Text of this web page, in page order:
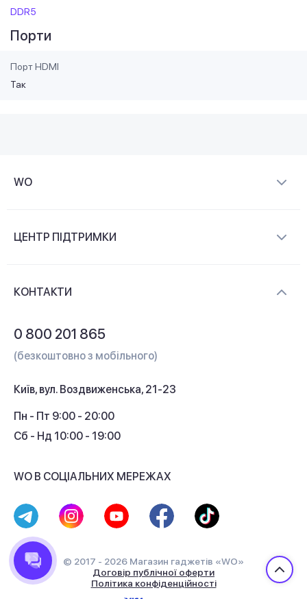
DDR5
Порти
Порт HDMI
Так
WO
Контакти
ЦЕНТР ПІДТРИМКИ
Кешбек
КОНТАКТИ
0 800 201 865
(безкоштовно з мобільного)
Київ, вул. Воздвиженська, 21-23
Пн - Пт 9:00 - 20:00
Сб - Нд 10:00 - 19:00
WO В СОЦІАЛЬНИХ МЕРЕЖАХ
© 2017 - 2026 Магазин гаджетів «WO»
Договір публічної оферти
Політика конфіденційності